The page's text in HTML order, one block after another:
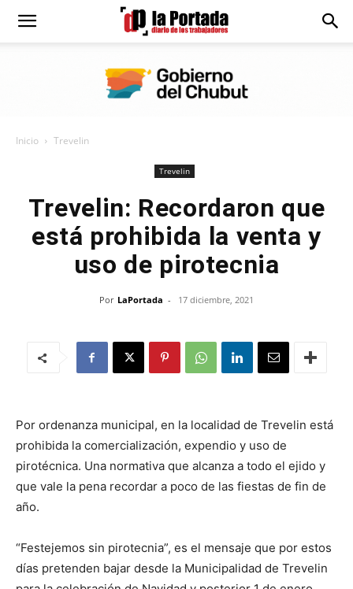
Diario
Inicio Trevelin
Trevelin
Trevelin: Recordaron que
está prohibida la venta y
uso de pirotecnia
Por LaPortada - 17 diciembre, 2021
Por ordenanza municipal, en la localidad de Trevelin está
prohibida la comercialización, expendio y uso de
pirotécnica. Una normativa que alcanza a todo el ejido y
que vale la pena recordar a poco de las fiestas de fin de
año.
“Festejemos sin pirotecnia”, es el mensaje que por estos
días pretenden bajar desde la Municipalidad de Trevelin